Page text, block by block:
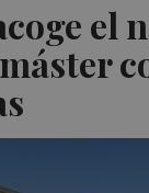
el